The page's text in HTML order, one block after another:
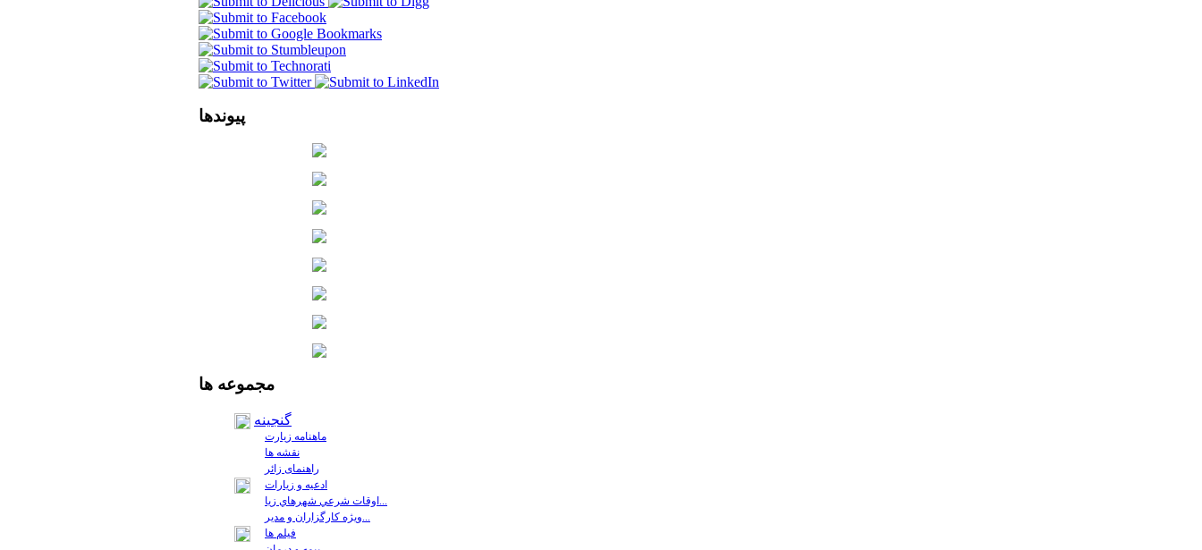
پیوندها
مجموعه ها
گنجینه
ماهنامه زیارت
نقشه ها
راهنمای زائر
ادعیه و زیارات
فيلم ها